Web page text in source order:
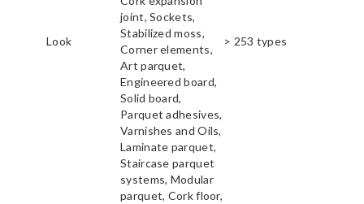
Look
joint, Sockets,
Stabilized moss,
Corner elements,
Art parquet,
Engineered board,
Solid board,
Parquet adhesives,
Varnishes and Oils,
Laminate parquet,
Staircase parquet
systems, Modular
parquet, Cork floor,
> 253 types